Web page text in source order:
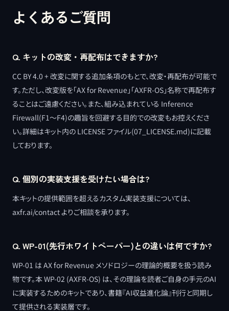
よくあるご質問
Q. キットの改変・再配布はできますか?
CC BY 4.0 + 改変に関する追加条項のもとで、改変・再配布が可能で
す。ただし、改変版を「AX for Revenue」「AXFR-OS」名称で再配布す
ることはご遠慮ください。また、組み込まれている Inference
Firewall(F1〜F4)の趣旨を回避する目的での改変もお控えくださ
い。詳細はキット内の LICENSE ファイル(07_LICENSE.md)に記載
しております。
Q. 個別の実装支援を受けたい場合は?
本キットの提供範囲を超えるカスタム実装支援については、
axfr.ai/contact よりご相談を承ります。
Q. WP-01(先行ホワイトペーパー)との違いは何ですか?
WP-01 は AX for Revenue メソドロジーの理論的概要を扱う読み
物です。本 WP-02 (AXFR-OS) は、その理論を読者ご自身の手元のAI
に実装するためのキットであり、書籍『AI収益進化論』刊行と同期し
て提供される実装層です。